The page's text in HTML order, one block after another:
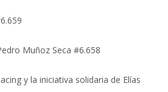
Muñoz Seca #6.658
y la iniciativa solidaria de Elías